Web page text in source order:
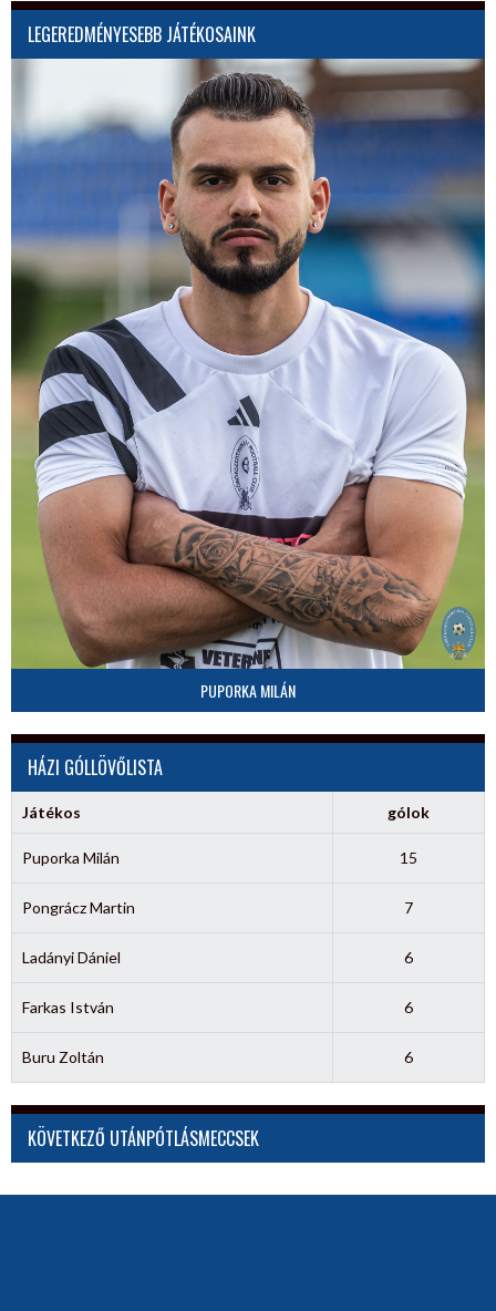
LEGEREDMÉNYESEBB JÁTÉKOSAINK
PUPORKA MILÁN
HÁZI GÓLLÖVŐLISTA
Játékos gólok
Puporka Milán 15
Pongrácz Martin 7
Ladányi Dániel 6
Farkas István 6
Buru Zoltán 6
KÖVETKEZŐ UTÁNPÓTLÁSMECCSEK